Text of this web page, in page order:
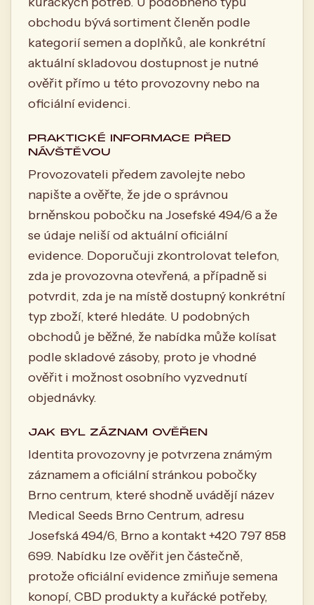
obchodu bývá sortiment členěn podle
kategorií semen a doplňků, ale konkrétní
aktuální skladovou dostupnost je nutné
ověřit přímo u této provozovny nebo na
oficiální evidenci.
PRAKTICKÉ INFORMACE PŘED
NÁVŠTĚVOU
Provozovateli předem zavolejte nebo
napište a ověřte, že jde o správnou
brněnskou pobočku na Josefské 494/6 a že
se údaje neliší od aktuální oficiální
evidence. Doporučuji zkontrolovat telefon,
zda je provozovna otevřená, a případně si
potvrdit, zda je na místě dostupný konkrétní
typ zboží, které hledáte. U podobných
obchodů je běžné, že nabídka může kolísat
podle skladové zásoby, proto je vhodné
ověřit i možnost osobního vyzvednutí
objednávky.
JAK BYL ZÁZNAM OVĚŘEN
Identita provozovny je potvrzena známým
záznamem a oficiální stránkou pobočky
Brno centrum, které shodně uvádějí název
Medical Seeds Brno Centrum, adresu
Josefská 494/6, Brno a kontakt +420 797 858
699. Nabídku lze ověřit jen částečně,
protože oficiální evidence zmiňuje semena
konopí, CBD produkty a kuřácké potřeby,